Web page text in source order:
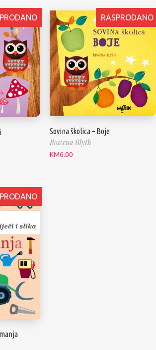
RASPRODANO
Sovina školica – Boje
Rowena Blyth
KM6.00